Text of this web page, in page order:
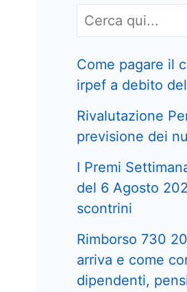
Come pagare il
irpef a debito
Rivalutazione
previsione dei
I Premi
del 6 Agosto
scontrini
Rimborso 730
arriva e come
dipendenti,